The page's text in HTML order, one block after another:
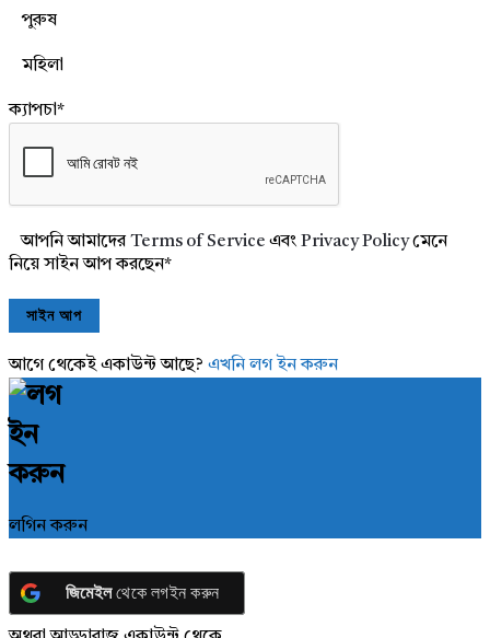
পুরুষ
মহিলা
ক্যাপচা*
আপনি আমাদেরTerms of Service এবং Privacy Policyমেনে
নিয়ে সাইন আপ করছেন*
আগে থেকেই একাউন্ট আছে? এখনি লগ ইন করুন
লগিন করুন
জিমেইলথেকে লগইন করুন